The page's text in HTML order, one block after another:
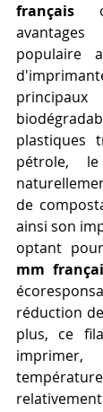
français
populaire
plastiques
pétrole,
de
ainsi son
optant
mm
réduction
plus, ce